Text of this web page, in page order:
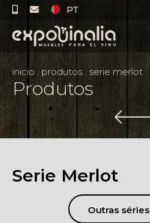
PT
inicio. produtos .serie merlot
Produtos
Serie Merlot
Outras séries